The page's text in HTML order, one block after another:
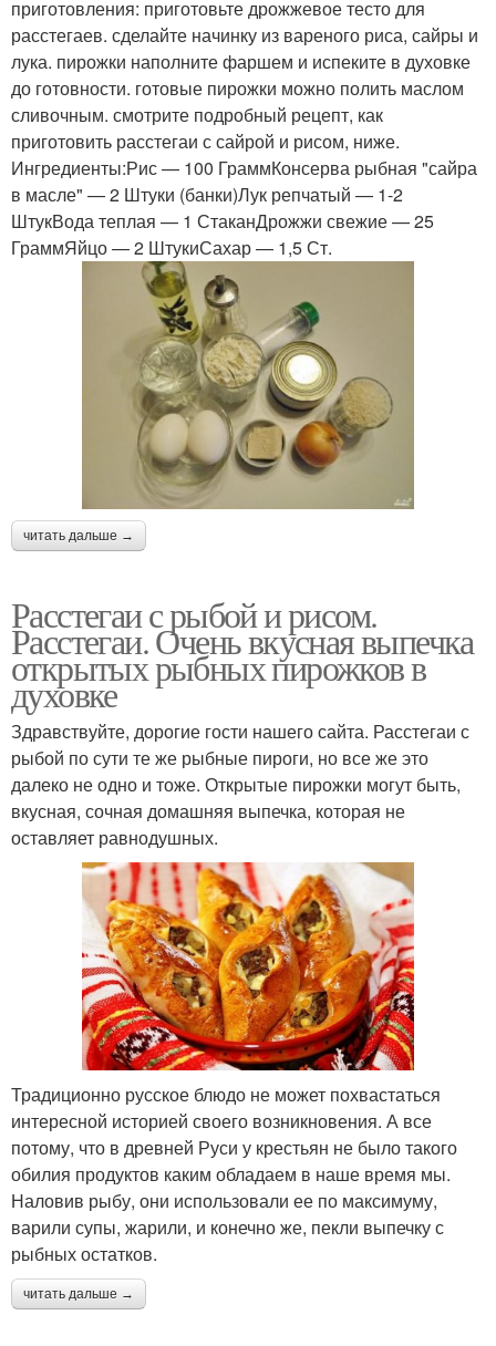
приготовления: приготовьте дрожжевое тесто для
расстегаев. сделайте начинку из вареного риса, сайры и
лука. пирожки наполните фаршем и испеките в духовке
до готовности. готовые пирожки можно полить маслом
сливочным. смотрите подробный рецепт, как
приготовить расстегаи с сайрой и рисом, ниже.
Ингредиенты:Рис — 100 ГраммКонсерва рыбная "сайра
в масле" — 2 Штуки (банки)Лук репчатый — 1-2
ШтукВода теплая — 1 СтаканДрожжи свежие — 25
ГраммЯйцо — 2 ШтукиСахар — 1,5 Ст.
читать дальше →
Расстегаи с рыбой и рисом.
Расстегаи. Очень вкусная выпечка
открытых рыбных пирожков в
духовке
Здравствуйте, дорогие гости нашего сайта. Расстегаи с
рыбой по сути те же рыбные пироги, но все же это
далеко не одно и тоже. Открытые пирожки могут быть,
вкусная, сочная домашняя выпечка, которая не
оставляет равнодушных.
Традиционно русское блюдо не может похвастаться
интересной историей своего возникновения. А все
потому, что в древней Руси у крестьян не было такого
обилия продуктов каким обладаем в наше время мы.
Наловив рыбу, они использовали ее по максимуму,
варили супы, жарили, и конечно же, пекли выпечку с
рыбных остатков.
читать дальше →